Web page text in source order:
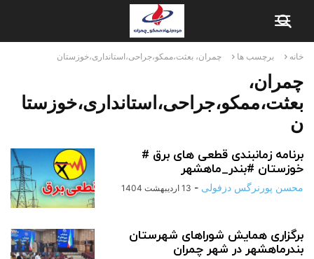
خانه برچسب ها چمران، بعثت،ممکو،جراحی،استانداری،خوزستان
چمران،
بعثت،ممکو،جراحی،استانداری،خوزستا
ن
برنامه زمانبندی قطعی های برق #
خوزستان #بندر_ماهشهر
محسن پورنرگس دزفولی - 13 اردیبهشت 1404
برگزاری همایش شوراهای شهرستان
بندرماهشهر در شهر چمران